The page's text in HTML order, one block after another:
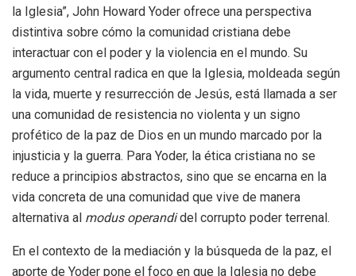
la Iglesia”, John Howard Yoder ofrece una perspectiva
distintiva sobre cómo la comunidad cristiana debe
interactuar con el poder y la violencia en el mundo. Su
argumento central radica en que la Iglesia, moldeada según
la vida, muerte y resurrección de Jesús, está llamada a ser
una comunidad de resistencia no violenta y un signo
profético de la paz de Dios en un mundo marcado por la
injusticia y la guerra. Para Yoder, la ética cristiana no se
reduce a principios abstractos, sino que se encarna en la
vida concreta de una comunidad que vive de manera
alternativa al modus operandidel corrupto poder terrenal.
En el contexto de la mediación y la búsqueda de la paz, el
aporte de Yoder pone el foco en que la Iglesia no debe